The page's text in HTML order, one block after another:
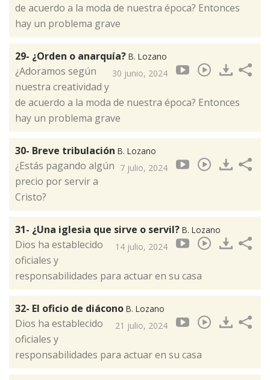
de acuerdo a la moda de nuestra época? Entonces
hay un problema grave
29- ¿Orden o anarquía? B. Lozano
30 junio, 2024
¿Adoramos según
nuestra creatividad y
de acuerdo a la moda de nuestra época? Entonces
hay un problema grave
30- Breve tribulación B. Lozano
7 julio, 2024
¿Estás pagando algún
precio por servir a
Cristo?
31- ¿Una iglesia que sirve o servil? B. Lozano
14 julio, 2024
Dios ha establecido
oficiales y
responsabilidades para actuar en su casa
32- El oficio de diácono B. Lozano
21 julio, 2024
Dios ha establecido
oficiales y
responsabilidades para actuar en su casa